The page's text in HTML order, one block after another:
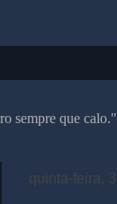
sempre que
quinta-feira,